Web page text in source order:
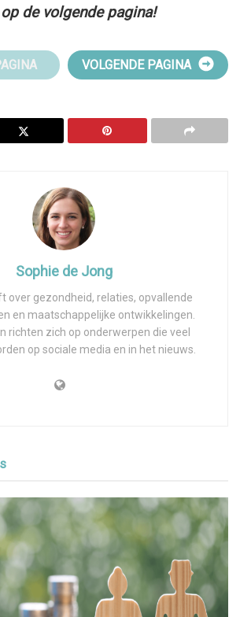
de volgende pagina!
VOLGENDE PAGINA
Sophie de Jong
over gezondheid, relaties, opvallende
en maatschappelijke ontwikkelingen.
richten zich op onderwerpen die veel
op sociale media en in het nieuws.